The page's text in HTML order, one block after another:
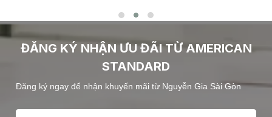
ĐĂNG KÝ NHẬN ƯU ĐÃI TỪ AMERICAN
STANDARD
Đăng ký ngay để nhận khuyến mãi từ Nguyễn Gia Sài Gòn